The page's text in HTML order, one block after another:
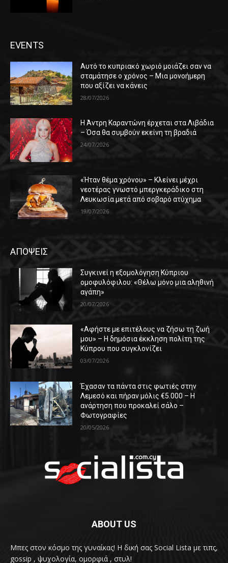
EVENTS
Αυτό το κυπριακό χωριό μοιάζει σαν να
σταμάτησε ο χρόνος – Μια μονοήμερη
που αξίζει να κάνεις
28/07/2026
Η Άντρη Καραντώνη έρχεται στα Λιβάδια
– Όσα θα συμβούν εκείνη τη βραδιά
24/07/2026
«Ήταν θέμα χρόνου» – Κλείνει μέχρι
νεοτέρας γνωστό μπεργκεράδικο στη
Λευκωσία μετά από σοβαρό ατύχημα
19/07/2026
ΑΠΟΨΕΙΣ
Συγκινεί η εξομολόγηση Κύπριου
ομοφυλόφιλου: «Θέλω μόνο μια αληθινή
αγάπη»
20/07/2026
«Αφήστε με επιτέλους να ζήσω τη ζωή
μου» – Η δημόσια έκκληση πολίτη της
Κύπρου που συγκλονίζει
03/07/2026
Έχασαν τα πάντα στις φωτιές στην
Λεμεσό και πήραν μόλις €5.000 – Η
ανάρτηση που προκαλεί σάλο –
Φωτογραφίες
20/05/2026
ABOUT US
Μπες στον κόσμο της γυναίκας! H δική σας Social Lista με τιπς,
gossip , ψυχολογία, ομορφιά , στυλ!